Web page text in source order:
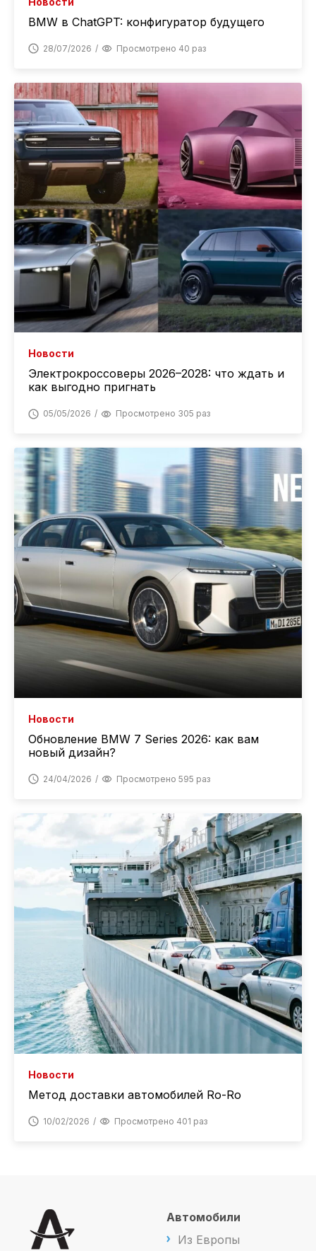
BMW в ChatGPT: конфигуратор будущего
28/07/2026 Просмотрено 40 раз
Новости
Электрокроссоверы 2026–2028: что ждать и
как выгодно пригнать
05/05/2026 Просмотрено 305 раз
Новости
Обновление BMW 7 Series 2026: как вам
новый дизайн?
24/04/2026 Просмотрено 595 раз
Новости
Метод доставки автомобилей Ro-Ro
10/02/2026 Просмотрено 401 раз
Автомобили
Из Европы